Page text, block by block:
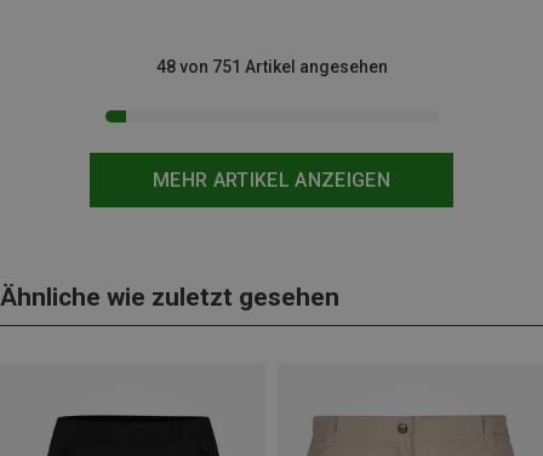
MEHR ARTIKEL ANZEIGEN
48 von 751 Artikel angesehen
Ähnliche wie zuletzt gesehen